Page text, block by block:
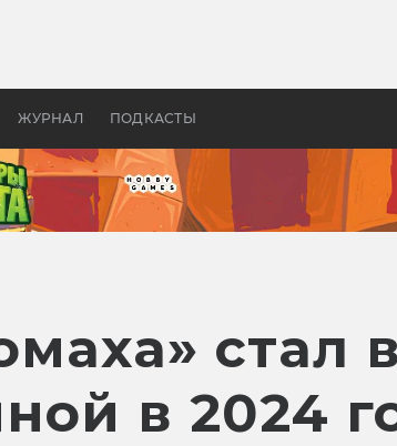
ЖУРНАЛ ПОДКАСТЫ
Древней Грецией
стал
в 2024